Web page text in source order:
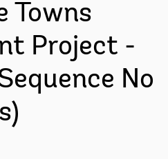
Towns
Project -
No